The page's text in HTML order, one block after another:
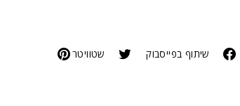
שיתוף בפייסבוק שטוויטר